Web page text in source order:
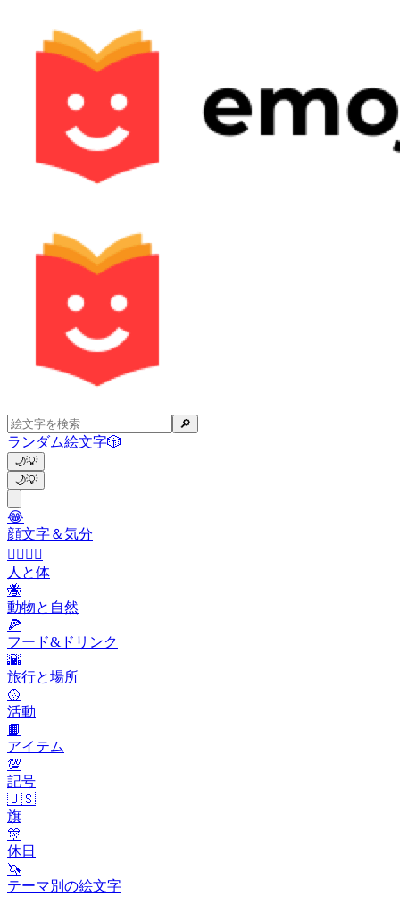
🔎
ランダム絵文字🎲
🌙💡
🌙💡
😂
顔文字＆気分
👩‍❤️‍💋‍👨
人と体
🐝
動物と自然
🍕
フード&ドリンク
🌇
旅行と場所
🥎
活動
📙
アイテム
💯
記号
🇺🇸
旗
🎊
休日
🦄
テーマ別の絵文字